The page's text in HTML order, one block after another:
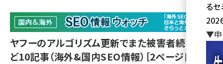
seo (3528)
ai (2811)
ヤフーのアルゴリズム更新でまた被害者続出! な
ど10記事（海外&国内SEO情報）［2ページ目］
る
▼申